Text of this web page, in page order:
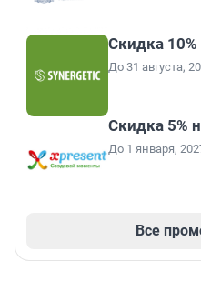
Скидка
До 31 августа,
Скидка 5%
До 1 января,
Все